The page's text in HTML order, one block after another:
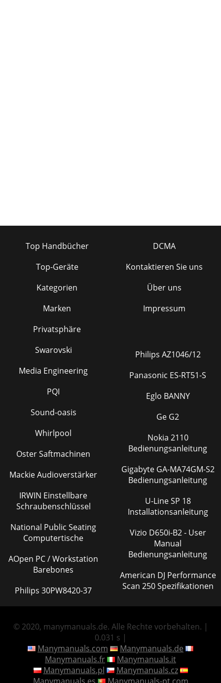
Top Handbücher
Top-Geräte
Kategorien
Marken
Privatsphäre
DCMA
Kontaktieren Sie uns
Über uns
Impressum
Swarovski
Media Engineering
PQI
Sound-oasis
Whirlpool
Oster Saftmachinen
Mackie Audioverstärker
IRWIN Einstellbare
Schraubenschlüssel
National Public Seating
Computertische
AOpen PC / Workstation
Barebones
Philips 30PW8420-37
Philips AZ1046/12
Panasonic ES-RT51-S
Eglo BANNY
Ge G2
Nokia 2110
Bedienungsanleitung
Gigabyte GA-MA74GM-S2
Bedienungsanleitung
U-Line SP 18
Installationsanleitung
Vizio D650i-B2 - User
Manual
Bedienungsanleitung
American DJ Performance
Scan 250 Spezifikationen
© 2020, manymanuals.de. Alle Rechte vorbehalten. |
0.031 s |
Manymanuals.com
Manymanuals.de
Manymanuals.fr
Manymanuals.it
Manymanuals.pl
Manymanuals.cz